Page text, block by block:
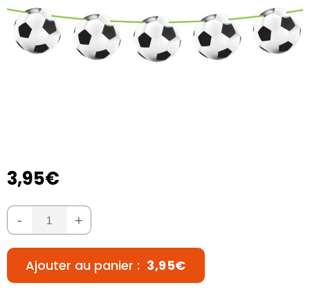
3,95€
- +
Ajouter au panier : 3,95€